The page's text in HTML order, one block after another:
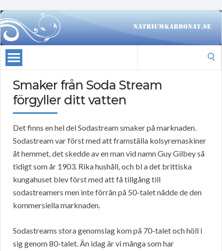
Smaker från Soda Stream
förgyller ditt vatten
Det finns en hel del Sodastream smaker på marknaden.
Sodastream var först med att framställa kolsyremaskiner
åt hemmet, det skedde av en man vid namn Guy Gilbey så
tidigt som år 1903. Rika hushåll, och bl a det brittiska
kungahuset blev först med att få tillgång till
sodastreamers men inte förrän på 50-talet nådde de den
kommersiella marknaden.
Sodastreams stora genomslag kom på 70-talet och höll i
sig genom 80-talet. Än idag är vi många som har